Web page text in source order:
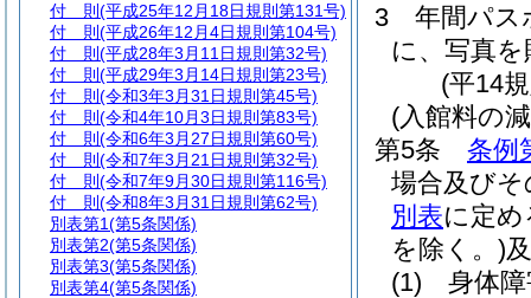
3
年間パス
に、写真
(平14
(入館料の
第5条
条例
場合及び
別表に定
を除く。)
(1)
身体
付 則 (平成25年12月18日規則第131号)
付 則 (平成26年12月4日規則第104号)
付 則 (平成28年3月11日規則第32号)
付 則 (平成29年3月14日規則第23号)
付 則 (令和3年3月31日規則第45号)
付 則 (令和4年10月3日規則第83号)
付 則 (令和6年3月27日規則第60号)
付 則 (令和7年3月21日規則第32号)
付 則 (令和7年9月30日規則第116号)
付 則 (令和8年3月31日規則第62号)
別表第1(第5条関係)
別表第2(第5条関係)
別表第3(第5条関係)
別表第4(第5条関係)